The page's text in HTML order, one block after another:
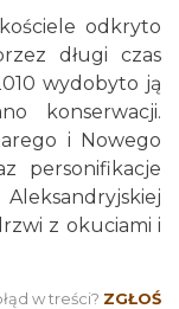
odkryto
długi czas
wydobyto ją
konserwacji.
i Nowego
personifikacje
z okuciami i
w treści? ZGŁOŚ